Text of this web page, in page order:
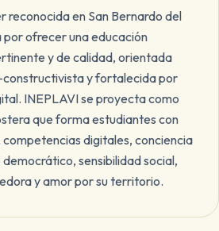
reconocida en San Bernardo del
ofrecer una educación
y de calidad, orientada
constructivista y fortalecida por
INEPLAVI se proyecta como
que forma estudiantes con
digitales, conciencia
sensibilidad social,
y amor por su territorio.